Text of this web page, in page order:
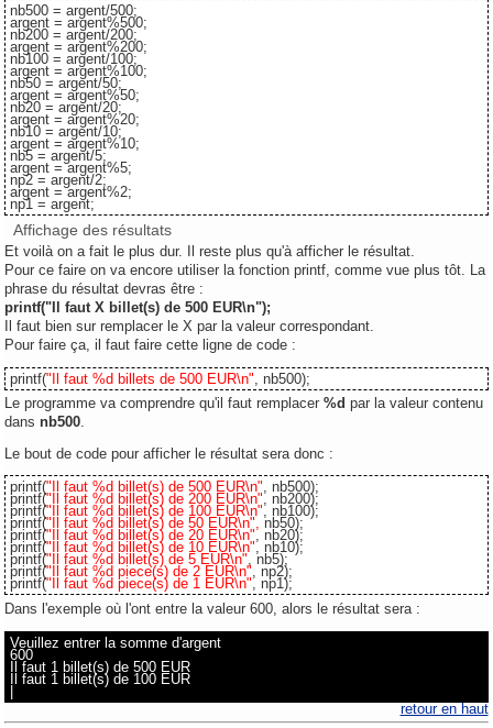
nb500 = argent/500;
argent = argent%500;
nb200 = argent/200;
argent = argent%200;
nb100 = argent/100;
argent = argent%100;
nb50 = argent/50;
argent = argent%50;
nb20 = argent/20;
argent = argent%20;
nb10 = argent/10;
argent = argent%10;
nb5 = argent/5;
argent = argent%5;
np2 = argent/2;
argent = argent%2;
np1 = argent;
Affichage des résultats
Et voilà on a fait le plus dur. Il reste plus qu'à afficher le résultat.
Pour ce faire on va encore utiliser la fonction printf, comme vue plus tôt. La
phrase du résultat devras être :
printf("Il faut X billet(s) de 500 EUR\n");
Il faut bien sur remplacer le X par la valeur correspondant.
Pour faire ça, il faut faire cette ligne de code :
printf("Il faut %d billets de 500 EUR\n" , nb500);
Le programme va comprendre qu'il faut remplacer%d par la valeur contenu
dansnb500.
Le bout de code pour afficher le résultat sera donc :
printf("Il faut %d billet(s) de 500 EUR\n", nb500);
printf("Il faut %d billet(s) de 200 EUR\n", nb200);
printf("Il faut %d billet(s) de 100 EUR\n", nb100);
printf("Il faut %d billet(s) de 50 EUR\n", nb50);
printf("Il faut %d billet(s) de 20 EUR\n", nb20);
printf("Il faut %d billet(s) de 10 EUR\n", nb10);
printf("Il faut %d billet(s) de 5 EUR\n", nb5);
printf("Il faut %d piece(s) de 2 EUR\n", np2);
printf("Il faut %d piece(s) de 1 EUR\n", np1);
Dans l'exemple où l'ont entre la valeur 600, alors le résultat sera :
Veuillez entrer la somme d'argent
600
Il faut 1 billet(s) de 500 EUR
Il faut 1 billet(s) de 100 EUR
|
retour en haut